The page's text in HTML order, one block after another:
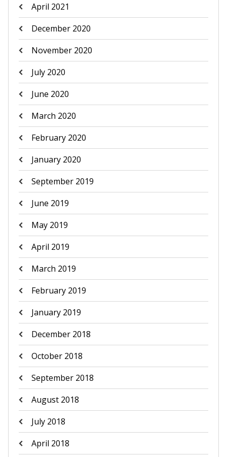
April 2021
December 2020
November 2020
July 2020
June 2020
March 2020
February 2020
January 2020
September 2019
June 2019
May 2019
April 2019
March 2019
February 2019
January 2019
December 2018
October 2018
September 2018
August 2018
July 2018
April 2018